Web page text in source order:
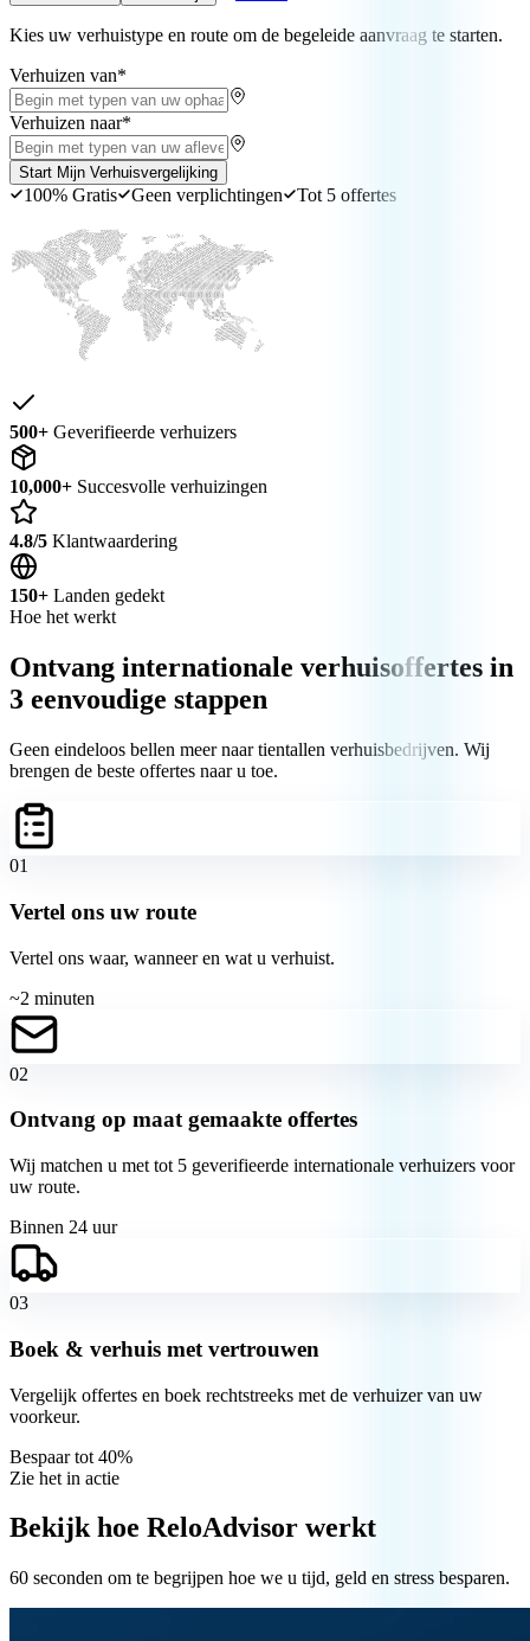
Kies uw verhuistype en route om de begeleide aanvraag te starten.
Verhuizen van*
Verhuizen naar*
Start Mijn Verhuisvergelijking
100% Gratis Geen verplichtingen Tot 5 offertes
500+ Geverifieerde verhuizers
10,000+ Succesvolle verhuizingen
4.8/5 Klantwaardering
150+ Landen gedekt
Hoe het werkt
Ontvang internationale verhuisoffertes in
3 eenvoudige stappen
Geen eindeloos bellen meer naar tientallen verhuisbedrijven. Wij
brengen de beste offertes naar u toe.
01
Vertel ons uw route
Vertel ons waar, wanneer en wat u verhuist.
~2 minuten
02
Ontvang op maat gemaakte offertes
Wij matchen u met tot 5 geverifieerde internationale verhuizers voor
uw route.
Binnen 24 uur
03
Boek & verhuis met vertrouwen
Vergelijk offertes en boek rechtstreeks met de verhuizer van uw
voorkeur.
Bespaar tot 40%
Zie het in actie
Bekijk hoe ReloAdvisor werkt
60 seconden om te begrijpen hoe we u tijd, geld en stress besparen.